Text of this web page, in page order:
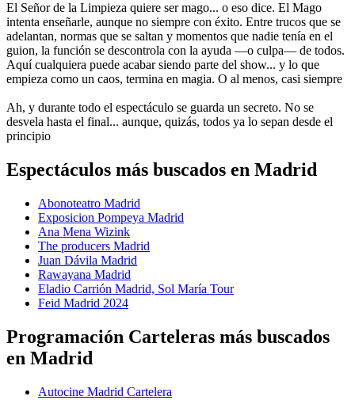
El Señor de la Limpieza quiere ser mago... o eso dice. El Mago
intenta enseñarle, aunque no siempre con éxito. Entre trucos que se
adelantan, normas que se saltan y momentos que nadie tenía en el
guion, la función se descontrola con la ayuda —o culpa— de todos.
Aquí cualquiera puede acabar siendo parte del show... y lo que
empieza como un caos, termina en magia. O al menos, casi siempre
Ah, y durante todo el espectáculo se guarda un secreto. No se
desvela hasta el final... aunque, quizás, todos ya lo sepan desde el
principio
Espectáculos más buscados en Madrid
Abonoteatro Madrid
Exposicion Pompeya Madrid
Ana Mena Wizink
The producers Madrid
Juan Dávila Madrid
Rawayana Madrid
Eladio Carrión Madrid, Sol María Tour
Feid Madrid 2024
Programación Carteleras más buscados
en Madrid
Autocine Madrid Cartelera